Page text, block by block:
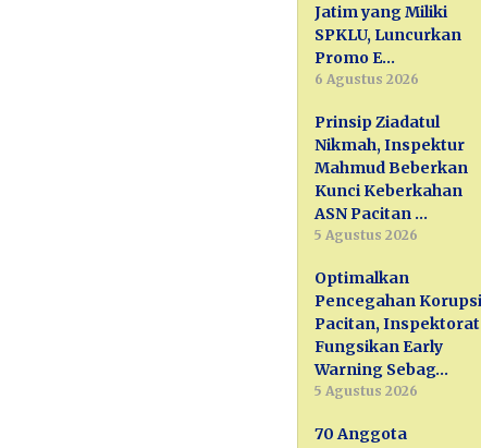
Jatim yang Miliki
SPKLU, Luncurkan
Promo E…
6 Agustus 2026
Prinsip Ziadatul
Nikmah, Inspektur
Mahmud Beberkan
Kunci Keberkahan
ASN Pacitan …
5 Agustus 2026
Optimalkan
Pencegahan Korupsi
Pacitan, Inspektorat
Fungsikan Early
Warning Sebag…
5 Agustus 2026
70 Anggota